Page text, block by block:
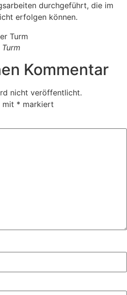
durchgeführt, die im
erfolgen können.
Kommentar
nicht veröffentlicht.
mit * markiert